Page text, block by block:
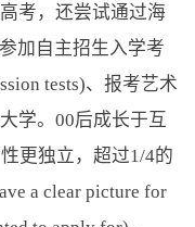
考，还尝试通过海
加自主招生入学考
tests)、报考艺术
学。00后成长于互
更独立，超过1/4的
a clear picture for